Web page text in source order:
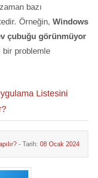
bazı
Örneğin, Windows
çubuğu görünmüyor
bir problemle
Listesini
- Tarih: 08 Ocak 2024